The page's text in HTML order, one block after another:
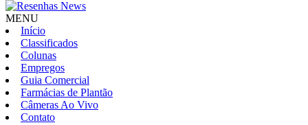
MENU
Início
Classificados
Colunas
Empregos
Guia Comercial
Farmácias de Plantão
Câmeras Ao Vivo
Contato